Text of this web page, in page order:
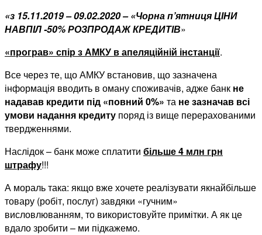
«з 15.11.2019 – 09.02.2020 – «Чорна п’ятниця ЦІНИ
НАВПІЛ -50% РОЗПРОДАЖ КРЕДИТІВ»
«програв» спір з АМКУ в апеляційній інстанції.
Все через те, що АМКУ встановив, що зазначена
інформація вводить в оману споживачів, адже банк не
надавав кредити під «повний 0%» та не зазначав всі
умови надання кредиту поряд із вище перерахованими
твердженнями.
Наслідок – банк може сплатити більше 4 млн грн
штрафу!!!
А мораль така: якщо вже хочете реалізувати якнайбільше
товару (робіт, послуг) завдяки «гучним»
висловлюванням, то використовуйте примітки. А як це
вдало зробити – ми підкажемо.